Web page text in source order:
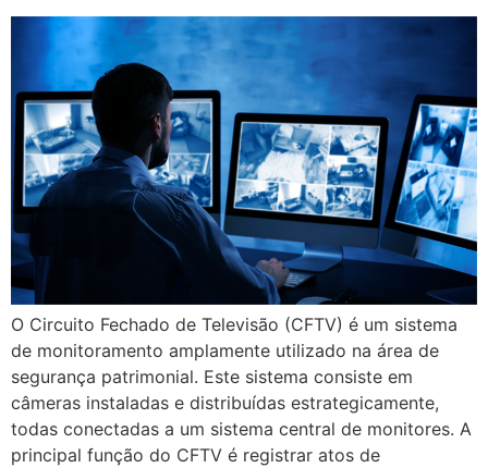
O Circuito Fechado de Televisão (CFTV) é um sistema
de monitoramento amplamente utilizado na área de
segurança patrimonial. Este sistema consiste em
câmeras instaladas e distribuídas estrategicamente,
todas conectadas a um sistema central de monitores. A
principal função do CFTV é registrar atos de